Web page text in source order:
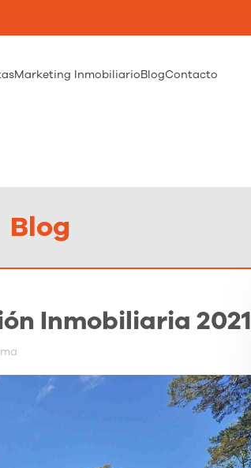
Marketing InmobiliarioBlogContacto
Blog
Inmobiliaria 2021